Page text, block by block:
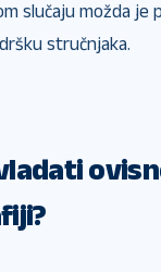
slučaju možda je
stručnjaka.